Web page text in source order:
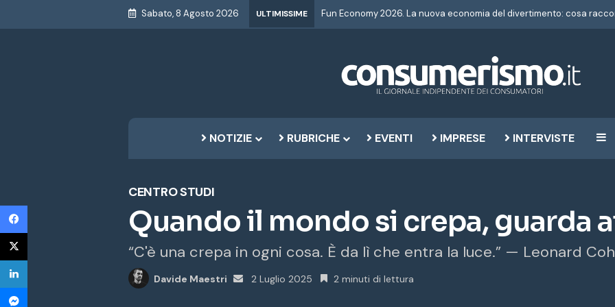
Sabato, 8 Agosto 2026 ULTIMISSIME
NOTIZIE RUBRICHE EVENTI IMPRESE INTERVISTE
CENTRO STUDI
Quando il mondo si crepa, guarda
“C'è una crepa in ogni cosa. È da lì che entra la luce.” — Leonard
Davide Maestri
Invia
2 Luglio 2025 2 minuti di lettura